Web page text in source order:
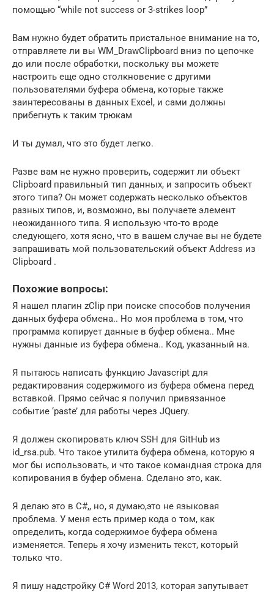
помощью “while not success or 3-strikes loop”
Вам нужно будет обратить пристальное внимание на то,
отправляете ли вы WM_DrawClipboard вниз по цепочке
до или после обработки, поскольку вы можете
настроить еще одно столкновение с другими
пользователями буфера обмена, которые также
заинтересованы в данных Excel, и сами должны
прибегнуть к таким трюкам
И ты думал, что это будет легко.
Разве вам не нужно проверить, содержит ли объект
Clipboard правильный тип данных, и запросить объект
этого типа? Он может содержать несколько объектов
разных типов, и, возможно, вы получаете элемент
неожиданного типа. Я использую что-то вроде
следующего, хотя ясно, что в вашем случае вы не будете
запрашивать мой пользовательский объект Address из
Clipboard .
Похожие вопросы:
Я нашел плагин zClip при поиске способов получения
данных буфера обмена.. Но моя проблема в том, что
программа копирует данные в буфер обмена.. Мне
нужны данные из буфера обмена.. Код, указанный на.
Я пытаюсь написать функцию Javascript для
редактирования содержимого из буфера обмена перед
вставкой. Прямо сейчас я получил привязанное
событие ‘paste’ для работы через JQuery.
Я должен скопировать ключ SSH для GitHub из
id_rsa.pub. Что такое утилита буфера обмена, которую я
мог бы использовать, и что такое командная строка для
копирования в буфер обмена. Сделано это, как.
Я делаю это в C#,, но, я думаю,это не языковая
проблема. У меня есть пример кода о том, как
определить, когда содержимое буфера обмена
изменяется. Теперь я хочу изменить текст, который
только что.
Я пишу надстройку C# Word 2013, которая запутывает